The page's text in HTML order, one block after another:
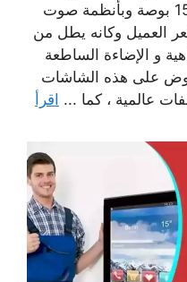
وبأحجام متنوعة تصل 140و 150 بوصة وبأنظمة صوت
العميل وكانه يطل من
و الإضاءة الساطعة
على هذه الشاشات
عالمية ، كما ... اقرأ